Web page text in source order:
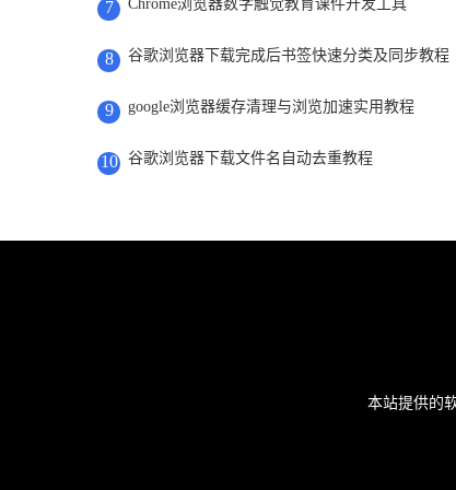
7 Chrome浏览器数字触觉教育课件开发工具
8 谷歌浏览器下载完成后书签快速分类及同步教程
9 google浏览器缓存清理与浏览加速实用教程
10 谷歌浏览器下载文件名自动去重教程
本站提供的